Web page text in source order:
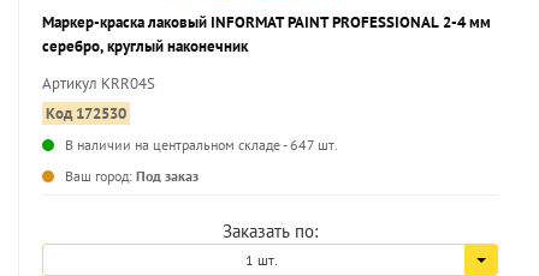
Маркер-краска лаковый INFORMAT PAINT PROFESSIONAL 2-4 мм
серебро, круглый наконечник
Артикул KRR04S
Код 172530
В наличии на центральном складе - 647 шт.
Ваш город: Под заказ
Заказать по:
1 шт.